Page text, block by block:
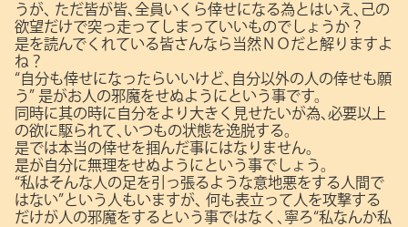
うが､
ただ皆が皆､全員いくら倖せになる為とはいえ､己の
欲望だけで突っ走ってしまっていいものでしょうか？
是を読んでくれている皆さんなら当然ＮＯだと解りますよ
ね？
“自分も倖せになったらいいけど､自分以外の人の倖せも願
う” 是がお人の邪魔をせぬようにという事です。
同時に其の時に自分をより大きく見せたいが為､必要以上
の欲に駆られて､いつもの状態を逸脱する。
是では本当の倖せを掴んだ事にはなりません。
是が自分に無理をせぬようにという事でしょう。
“私はそんな人の足を引っ張るような意地悪をする人間で
はない”という人もいますが､
何も表立って人を攻撃する
だけが人の邪魔をするという事ではなく､寧ろ“私なんか私